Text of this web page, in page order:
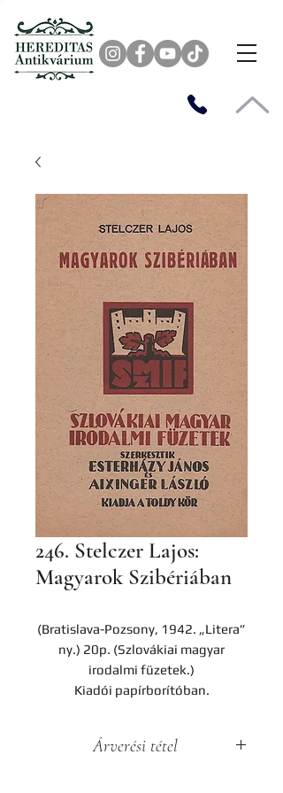
246. Stelczer Lajos:
Magyarok Szibériában
(Bratislava-Pozsony, 1942. „Litera”
ny.) 20p. (Szlovákiai magyar
irodalmi füzetek.)
Kiadói papírborítóban.
Árverési tétel